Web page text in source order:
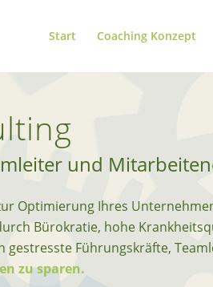
Start Coaching Konzept
und
Optimierung Ihres
Bürokratie, hohe
gestresste Führungskräfte,
zu sparen.